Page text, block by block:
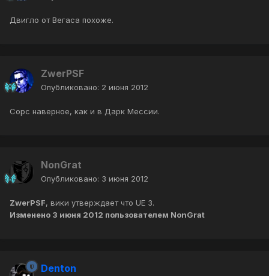
Двигло от Вегаса похоже.
ZwerPSF
Опубликовано: 2 июня 2012
Сорс наверное, как и в Дарк Мессии.
NonGrat
Опубликовано: 3 июня 2012
ZwerPSF, вики утверждает что UE 3.
Изменено 3 июня 2012 пользователем NonGrat
Denton